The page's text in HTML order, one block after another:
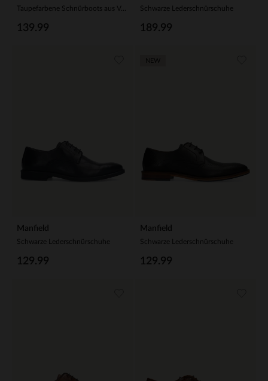
139.99
Schwarze Lederschnürschuhe
189.99
Manfield
Schwarze Lederschnürschuhe
129.99
Manfield
Schwarze Lederschnürschuhe
129.99